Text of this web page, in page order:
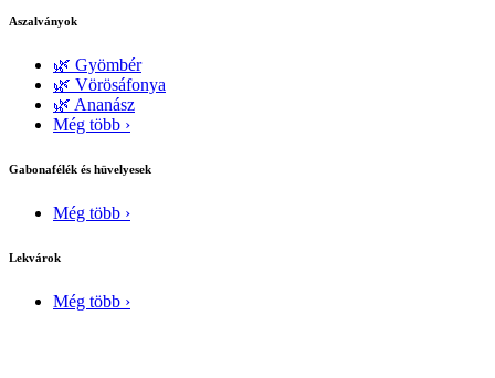
Aszalványok
🌿 Gyömbér
🌿 Vörösáfonya
🌿 Ananász
Még több ›
Gabonafélék és hüvelyesek
Még több ›
Lekvárok
Még több ›